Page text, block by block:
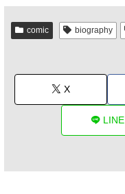
comic biography
X
LINE